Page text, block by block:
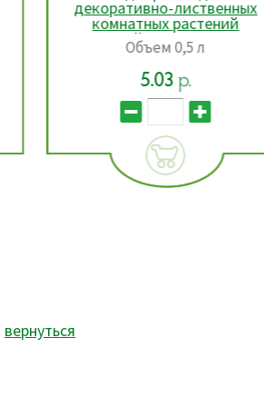
декоративно-лиственных
комнатных растений
Живой мир 0,5 л, РБ
вернуться